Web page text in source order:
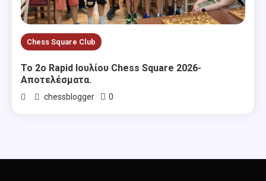
Chess Square Club
Το 2ο Rapid Ιουλίου Chess Square 2026-
Αποτελέσματα.
chessblogger 0